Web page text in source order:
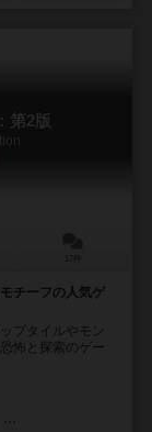
第2版
チーフの人気ゲ
プタイルやモン
怖と探索のゲー